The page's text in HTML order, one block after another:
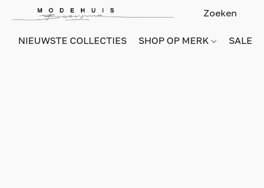
NIEUWSTE COLLECTIES SHOP OP MERK SALE